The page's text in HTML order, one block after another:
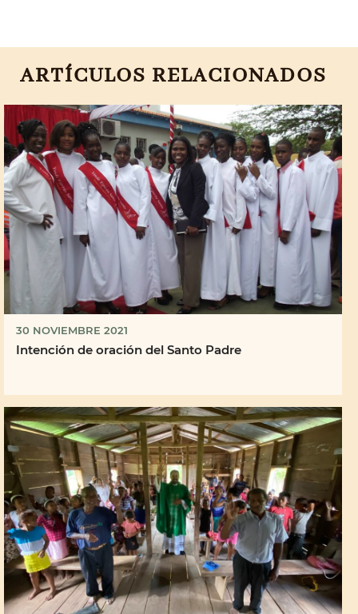
ARTÍCULOS RELACIONADOS
30 NOVIEMBRE 2021
Intención de oración del Santo Padre